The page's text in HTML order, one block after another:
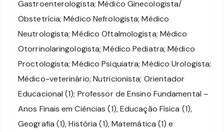
Gastroenterologista; Médico Ginecologista/
Obstetrícia; Médico Nefrologista; Médico
Neutrologista; Médico Oftalmologista; Médico
Otorrinolaringologista; Médico Pediatra; Médico
Proctologista; Médico Psiquiatra; Médico Urologista;
Médico-veterinário; Nutricionista; Orientador
Educacional (1); Professor de Ensino Fundamental –
Anos Finais em Ciências (1), Educação Física (1),
Geografia (1), História (1), Matemática (1) e